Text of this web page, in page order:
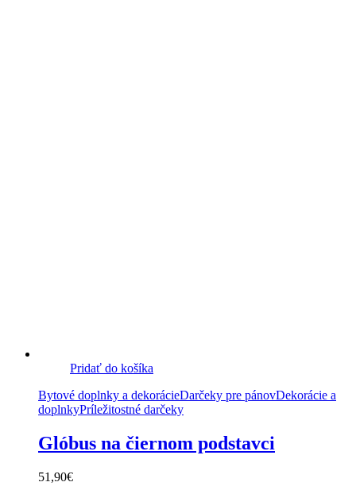
Pridať do košíka
Bytové doplnky a dekorácieDarčeky pre pánovDekorácie a
doplnkyPríležitostné darčeky
Glóbus na čiernom podstavci
51,90€